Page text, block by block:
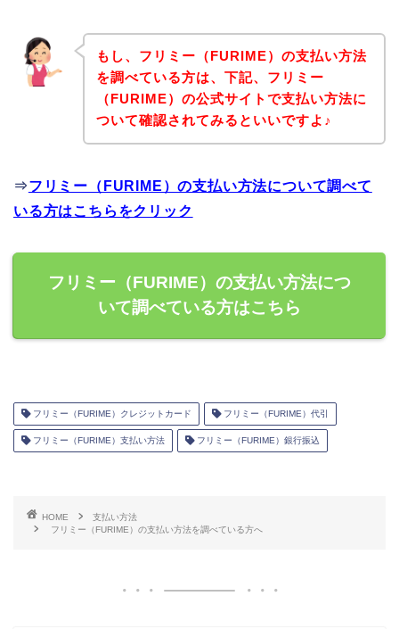
もし、フリミー（FURIME）の支払い方法
を調べている方は、下記、フリミー
（FURIME）の公式サイトで支払い方法に
ついて確認されてみるといいですよ♪
⇒フリミー（FURIME）の支払い方法について調べて
いる方はこちらをクリック
フリミー（FURIME）の支払い方法につ
いて調べている方はこちら
フリミー（FURIME）クレジットカード フリミー（FURIME）代引
フリミー（FURIME）支払い方法 フリミー（FURIME）銀行振込
HOME
支払い方法
フリミー（FURIME）の支払い方法を調べている方へ